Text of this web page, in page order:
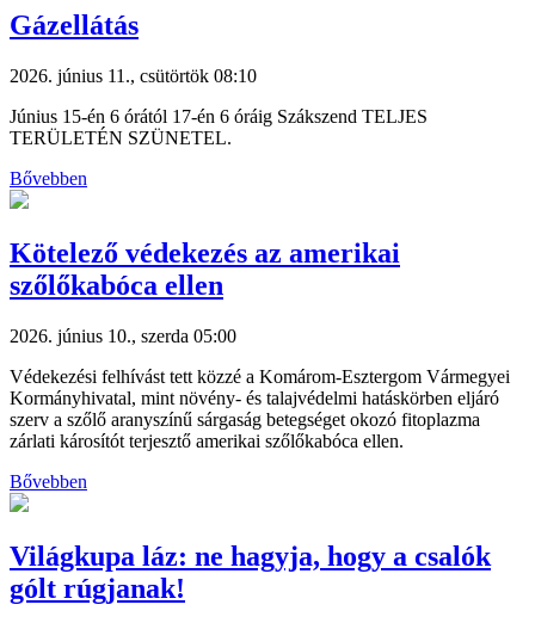
Gázellátás
2026. június 11., csütörtök 08:10
Június 15-én 6 órától 17-én 6 óráig Szákszend TELJES
TERÜLETÉN SZÜNETEL.
Bővebben
Kötelező védekezés az amerikai
szőlőkabóca ellen
2026. június 10., szerda 05:00
Védekezési felhívást tett közzé a Komárom-Esztergom Vármegyei
Kormányhivatal, mint növény- és talajvédelmi hatáskörben eljáró
szerv a szőlő aranyszínű sárgaság betegséget okozó fitoplazma
zárlati károsítót terjesztő amerikai szőlőkabóca ellen.
Bővebben
Világkupa láz: ne hagyja, hogy a csalók
gólt rúgjanak!